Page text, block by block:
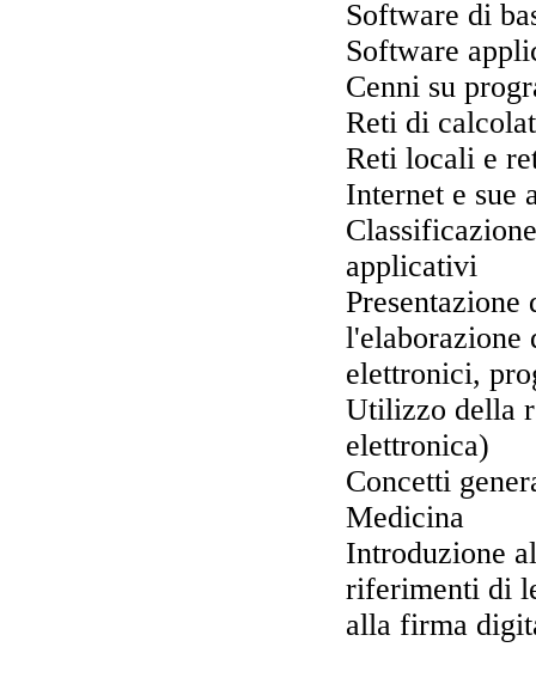
Software di
Software
Cenni su
Reti di
Reti locali e
Internet e sue
applicativi
l'elaborazione
elettronici,
Utilizzo della
elettronica)
Concetti
Medicina
Introduzione
riferimenti di
alla firma